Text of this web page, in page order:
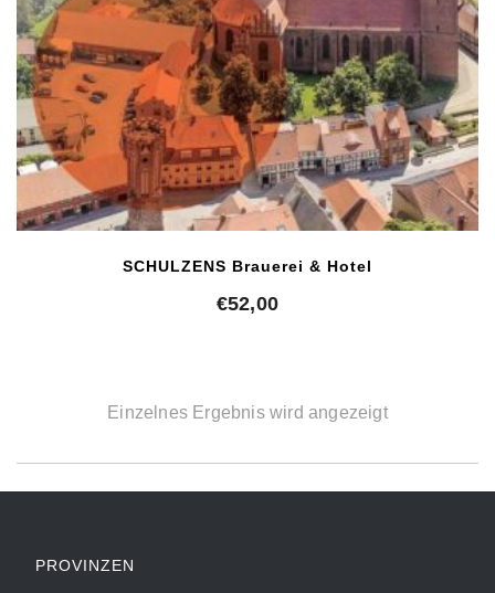
SCHULZENS Brauerei & Hotel
€52,00
Einzelnes Ergebnis wird angezeigt
PROVINZEN